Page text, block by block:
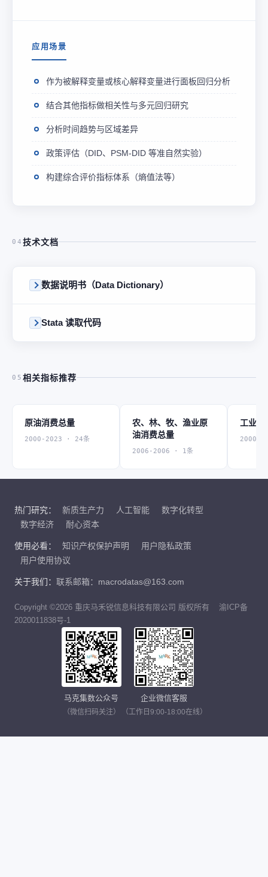
应用场景
作为被解释变量或核心解释变量进行面板回归分析
结合其他指标做相关性与多元回归研究
分析时间趋势与区域差异
政策评估（DID、PSM-DID 等准自然实验）
构建综合评价指标体系（熵值法等）
04 技术文档
数据说明书（Data Dictionary）
Stata 读取代码
05 相关指标推荐
原油消费总量
2000-2023 · 24条
农、林、牧、渔业原
油消费总量
2006-2006 · 1条
工业原
2000-
热门研究： 新质生产力 人工智能
数字化转型
数字经济
耐心资本
使用必看： 知识产权保护声明
用户隐私政策
用户使用协议
关于我们： 联系邮箱：macrodatas@163.com
Copyright ©2026 重庆马禾锐信息科技有限公司 版权所有
渝ICP备
2020011838号-1
马克集数公众号
（微信扫码关注）
企业微信客服
（工作日9:00-18:00在线）